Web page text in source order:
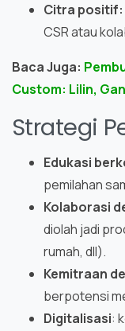
Citra positif:
CSR atau
Baca Juga:
Custom: Lilin,
Strategi
Edukasi
pemilahan
Kolaborasi
diolah jadi
rumah, dll).
Kemitraan
berpotensi
Digitalisasi: